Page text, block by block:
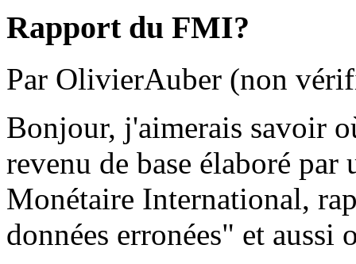
Rapport du FMI?
Par OlivierAuber (non
Bonjour, j'aimerais savoir
revenu de base élaboré
Monétaire International,
données erronées" et aussi